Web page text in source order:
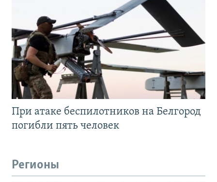
При атаке беспилотников на Белгород
погибли пять человек
Регионы